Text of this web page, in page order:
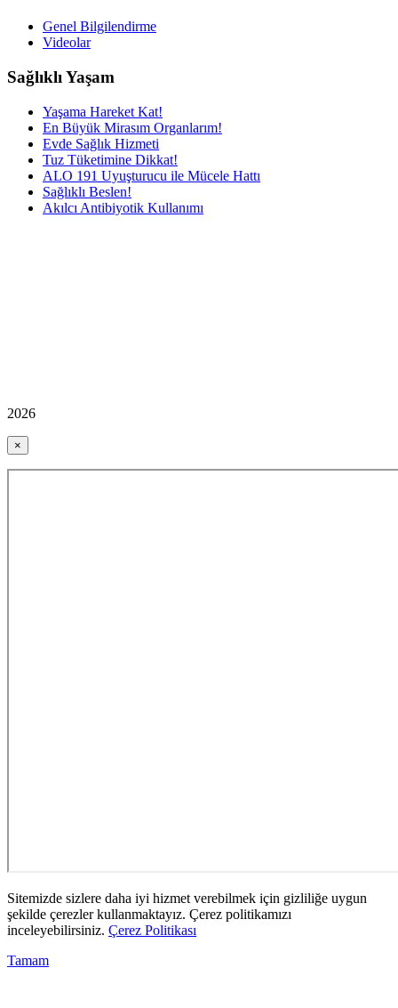
Genel Bilgilendirme
Videolar
Sağlıklı Yaşam
Yaşama Hareket Kat!
En Büyük Mirasım Organlarım!
Evde Sağlık Hizmeti
Tuz Tüketimine Dikkat!
ALO 191 Uyuşturucu ile Mücele Hattı
Sağlıklı Beslen!
Akılcı Antibiyotik Kullanımı
2026
×
Sitemizde sizlere daha iyi hizmet verebilmek için gizliliğe uygun
şekilde çerezler kullanmaktayız. Çerez politikamızı
inceleyebilirsiniz. Çerez Politikası
Tamam